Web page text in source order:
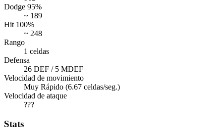
Dodge 95%
~ 189
Hit 100%
~ 248
Rango
1 celdas
Defensa
26 DEF / 5 MDEF
Velocidad de movimiento
Muy Rápido (6.67 celdas/seg.)
Velocidad de ataque
???
Stats